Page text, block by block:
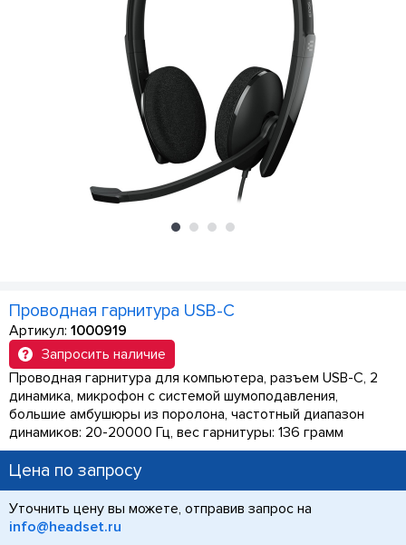
Проводная гарнитура USB-C
Артикул: 1000919
Запросить наличие
Проводная гарнитура для компьютера, разъем USB-C, 2
динамика, микрофон с системой шумоподавления,
большие амбушюры из поролона, частотный диапазон
динамиков: 20-20000 Гц, вес гарнитуры: 136 грамм
Цена по запросу
Уточнить цену вы можете, отправив запрос на
info@headset.ru